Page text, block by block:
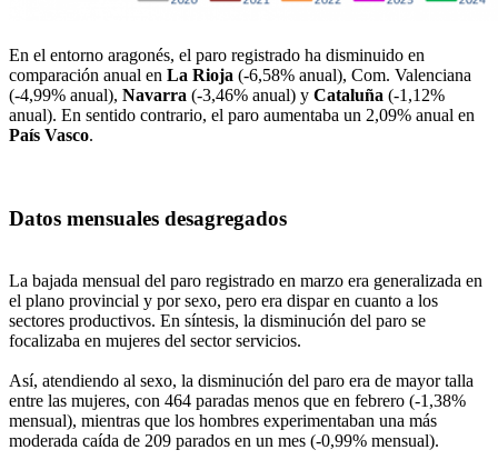
En el entorno aragonés, el paro registrado ha disminuido en
comparación anual en La Rioja (-6,58% anual), Com. Valenciana
(-4,99% anual), Navarra (-3,46% anual) y Cataluña (-1,12%
anual). En sentido contrario, el paro aumentaba un 2,09% anual en
País Vasco.
Datos mensuales desagregados
La bajada mensual del paro registrado en marzo era generalizada en
el plano provincial y por sexo, pero era dispar en cuanto a los
sectores productivos. En síntesis, la disminución del paro se
focalizaba en mujeres del sector servicios.
Así, atendiendo al sexo, la disminución del paro era de mayor talla
entre las mujeres, con 464 paradas menos que en febrero (-1,38%
mensual), mientras que los hombres experimentaban una más
moderada caída de 209 parados en un mes (-0,99% mensual).